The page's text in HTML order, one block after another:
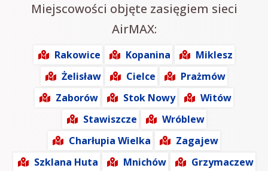
Miejscowości objęte zasięgiem sieci
AirMAX:
Rakowice Kopanina
Miklesz
Żelisław
Cielce
Prażmów
Zaborów
Stok Nowy
Witów
Stawiszcze
Wróblew
Charłupia Wielka
Zagajew
Szklana Huta
Mnichów
Grzymaczew